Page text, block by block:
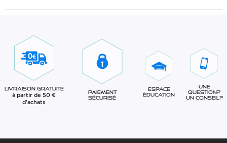
Livraison gratuite
à partir de 50 €
d'achats
Paiement
sécurisé
Espace
éducation
Une
question?
Un conseil?